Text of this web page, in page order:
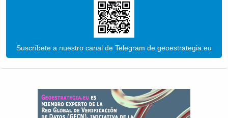
Suscríbete a nuestro canal de Telegram de geoestrategia.eu